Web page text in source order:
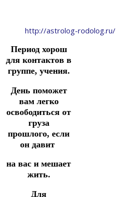
http://astrolog-rodolog.ru/
Период хорош
для контактов в
группе, учения.
День поможет
вам легко
освободиться от
груза
прошлого, если
он давит
на вас и мешает
жить.
Для